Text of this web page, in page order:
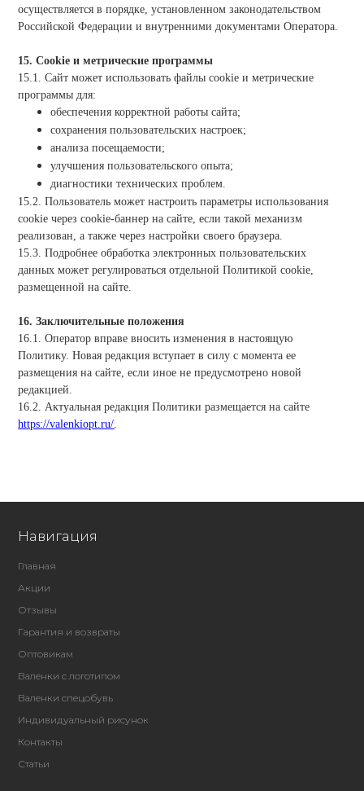
осуществляется в порядке, установленном законодательством
Российской Федерации и внутренними документами Оператора.
15. Cookie и метрические программы
15.1. Сайт может использовать файлы cookie и метрические
программы для:
обеспечения корректной работы сайта;
сохранения пользовательских настроек;
анализа посещаемости;
улучшения пользовательского опыта;
диагностики технических проблем.
15.2. Пользователь может настроить параметры использования
cookie через cookie-баннер на сайте, если такой механизм
реализован, а также через настройки своего браузера.
15.3. Подробнее обработка электронных пользовательских
данных может регулироваться отдельной Политикой cookie,
размещенной на сайте.
16. Заключительные положения
16.1. Оператор вправе вносить изменения в настоящую
Политику. Новая редакция вступает в силу с момента ее
размещения на сайте, если иное не предусмотрено новой
редакцией.
16.2. Актуальная редакция Политики размещается на сайте
https://valenkiopt.ru/
Навигация
Главная
Акции
Отзывы
Гарантия и возвраты
Оптовикам
Валенки с логотипом
Валенки спецобувь
Индивидуальный рисунок
Контакты
Статьи